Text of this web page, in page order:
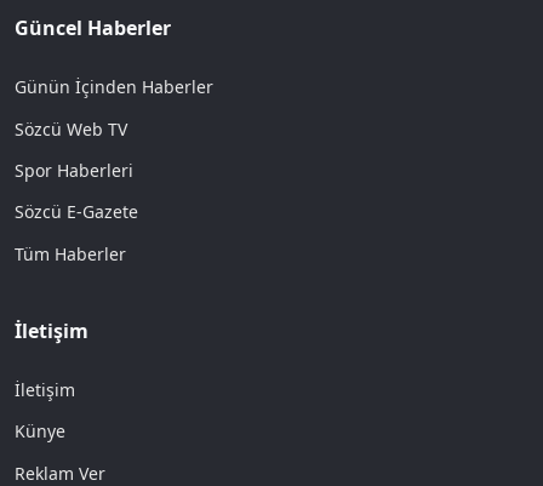
Güncel Haberler
Günün İçinden Haberler
Sözcü Web TV
Spor Haberleri
Sözcü E-Gazete
Tüm Haberler
İletişim
İletişim
Künye
Reklam Ver